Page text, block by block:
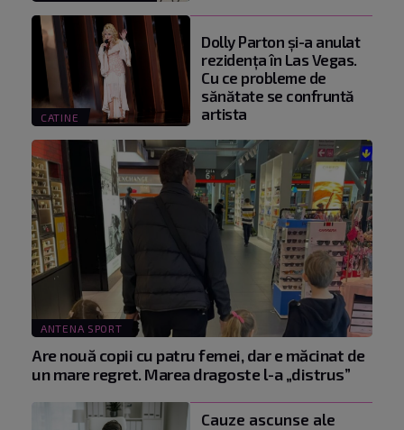
CATINE
Dolly Parton și-a anulat
rezidența în Las Vegas.
Cu ce probleme de
sănătate se confruntă
artista
ANTENA SPORT
Are nouă copii cu patru femei, dar e măcinat de
un mare regret. Marea dragoste l-a „distrus”
Cauze ascunse ale